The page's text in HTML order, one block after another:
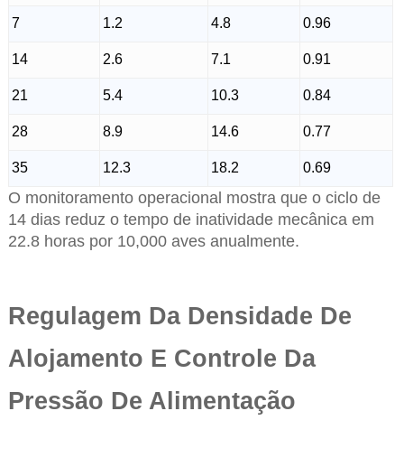
7 1.2 4.8 0.96
14 2.6 7.1 0.91
21 5.4 10.3 0.84
28 8.9 14.6 0.77
35 12.3 18.2 0.69
O monitoramento operacional mostra que o ciclo de
14 dias reduz o tempo de inatividade mecânica em
22.8 horas por 10,000 aves anualmente.
Regulagem Da Densidade De
Alojamento E Controle Da
Pressão De Alimentação